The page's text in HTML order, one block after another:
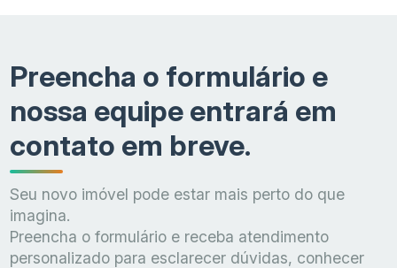
Preencha o formulário e
nossa equipe entrará em
contato em breve.
Seu novo imóvel pode estar mais perto do que
imagina.
Preencha o formulário e receba atendimento
personalizado para esclarecer dúvidas, conhecer